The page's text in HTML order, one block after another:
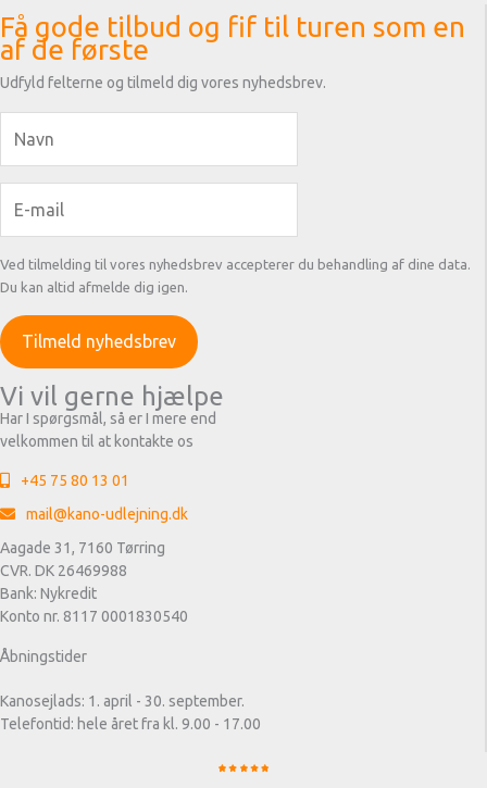
Få gode tilbud og fif til turen som en
af de første
Udfyld felterne og tilmeld dig vores nyhedsbrev.
Ved tilmelding til vores nyhedsbrev accepterer du behandling af dine data.
Du kan altid afmelde dig igen.
Vi vil gerne hjælpe
Har I spørgsmål, så er I mere end
velkommen til at kontakte os
+45 75 80 13 01
mail@kano-udlejning.dk
Aagade 31, 7160 Tørring
CVR. DK 26469988
Bank: Nykredit
Konto nr. 8117 0001830540
Åbningstider
Kanosejlads: 1. april - 30. september.
Telefontid: hele året fra kl. 9.00 - 17.00